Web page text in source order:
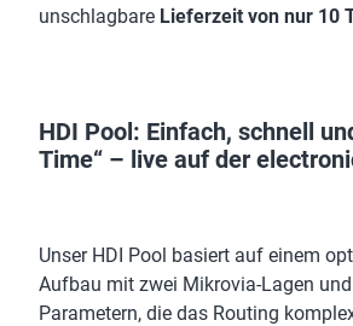
unschlagbare Lieferzeit von nur 10
HDI Pool: Einfach, schnell
Time“ – live auf der
Unser HDI Pool basiert auf einem
Aufbau mit zwei Mikrovia-Lagen
Parametern, die das Routing